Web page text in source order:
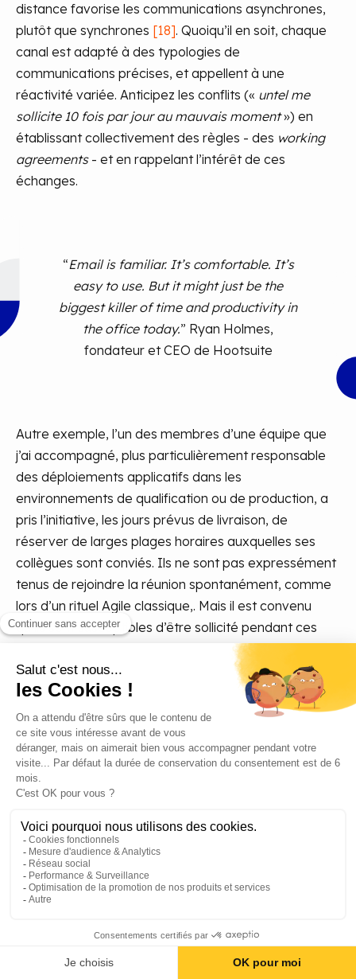
distance favorise les communications asynchrones,
plutôt que synchrones [18]. Quoiqu’il en soit, chaque
canal est adapté à des typologies de
communications précises, et appellent à une
réactivité variée. Anticipez les conflits (« untel me
sollicite 10 fois par jour au mauvais moment») en
établissant collectivement des règles - des working
agreements- et en rappelant l’intérêt de ces
échanges.
“Email is familiar. It’s comfortable. It’s
easy to use. But it might just be the
biggest killer of time and productivity in
the office today.” Ryan Holmes,
fondateur et CEO de Hootsuite
Autre exemple, l’un des membres d’une équipe que
j’ai accompagné, plus particulièrement responsable
des déploiements applicatifs dans les
environnements de qualification ou de production, a
pris l’initiative, les jours prévus de livraison, de
réserver de larges plages horaires auxquelles ses
collègues sont conviés. Ils ne sont pas expressément
tenus de rejoindre la réunion spontanément, comme
lors d’un rituel Agile classique,. Mais il est convenu
qu’ils sont susceptibles d’être sollicité pendant ces
laps de temps, par exemple pour livrer un composant
ou pour aider en cas de difficulté imprévue. Ce
principe pourrait être étendu à d’autres événements
du même ordre : présentation client, pic d’activité,
opération de maintenance sensible sur un système en
dépendance…
💡J’ai vu fonctionner il y a quelques années un
système de bureau virtuel tout intégré proposé par
LifeSize, où chacun branchait sa webcam non-stop,
les images de ses collègues proches se projetant sur
un écran dédié, leurs voix dans des haut-parleurs,
. Le coût, et peut-être une forme perçue comme
de se généraliser. Par contre, des solutions de